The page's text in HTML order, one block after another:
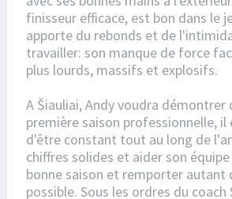
finisseur efficace, est bon dans le
apporte du rebonds et de
travailler: son manque de force
plus lourds, massifs et explosifs.
A Šiauliai, Andy voudra démontrer
première saison professionnelle, il
d'être constant tout au long de
chiffres solides et aider son
bonne saison et remporter autant
possible. Sous les ordres du coach